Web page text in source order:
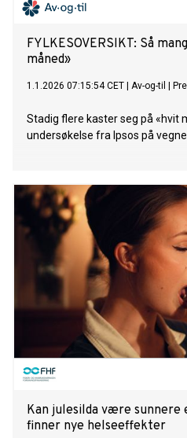
FYLKESOVERSIKT: Så
måned»
1.1.2026 07:15:54 CET Av-og-til
Stadig flere kaster seg på «hvit
undersøkelse fra Ipsos på
Kan julesilda være sunnere
finner nye helseeffekter